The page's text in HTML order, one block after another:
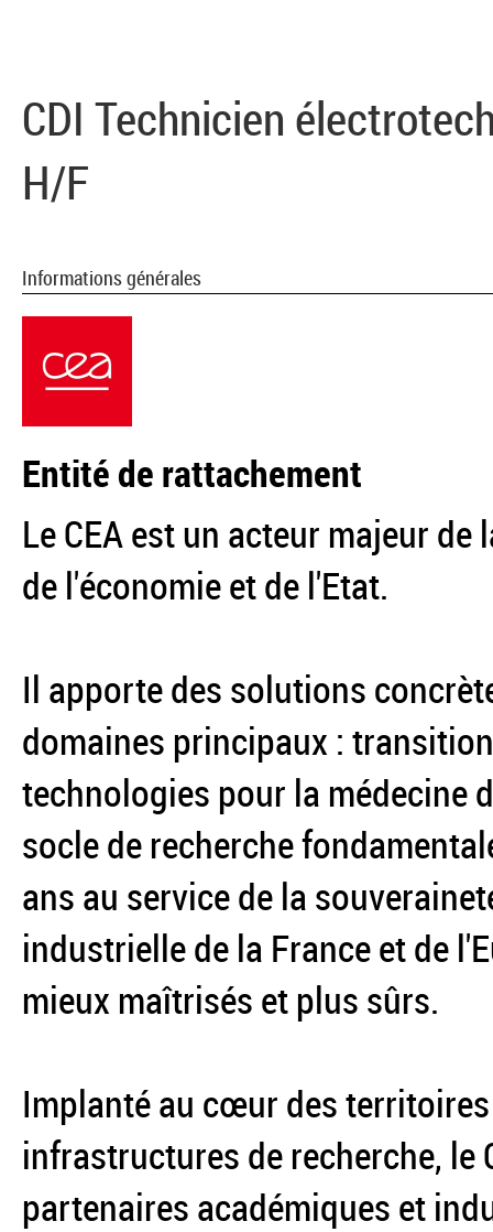
CDI Technicien
H/F
Informations générales
Entité de rattachement
Le CEA est un acteur majeur
de l'économie et de l'Etat.
Il apporte des solutions
domaines principaux :
technologies pour la médecine
socle de recherche
ans au service de la
industrielle de la France et de
mieux maîtrisés et plus sûrs.
Implanté au cœur des
infrastructures de recherche, le
partenaires académiques et